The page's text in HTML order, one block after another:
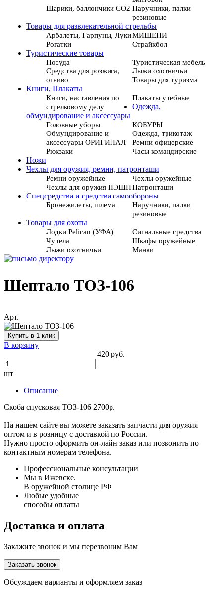
Шарики, баллончики СО2 Наручники, палки
резиновые
Товары для развлекательной стрельбы
Арбалеты, Гарпуны, ЛукиМИШЕНИ
Рогатки
Страйкбол
Туристические товары
Посуда
Туристическая мебель
Средства для розжига,
огниво
Лыжи охотничьи
Товары для туризма
Книги, Плакаты
Книги, наставления по
стрелковому делу
Плакаты учебные
Одежда,
обмундирование и аксессуары
Головные уборы
КОБУРЫ
Обмундирование и
аксессуары ОРИГИНАЛ
Одежда, трикотаж
Ремни офицерские
Рюкзаки
Часы командирские
Ножи
Чехлы для оружия, ремни, патронташи
Ремни оружейные
Чехлы оружейные
Чехлы для оружия ПЭШНПатронташи
Спецсредства и средства самообороны
Бронежилеты, шлема
Наручники, палки
резиновые
Товары для охоты
Лодки Pelican (УФА)
Сигнальные средства
Чучела
Шкафы оружейные
Лыжи охотничьи
Манки
Шептало ТОЗ-106
Арт.
Купить в 1 клик
В корзину
420 руб.
шт
Описание
Скоба спусковая ТОЗ-106 2700р.
На нашем сайте вы можете заказать запчасти для оружия
оптом и в розницу с доставкой по России.
Нужно просто оформить он-лайн заказ или позвонить по
контактным номерам телефона.
Профессиональные консультации
Мы в Ижевске.
В оружейной столице РФ
Любые удобные
способы оплаты
Доставка и оплата
Закажите звонок и мы перезвоним Вам
Заказать звонок
Обсуждаем варианты и оформляем заказ